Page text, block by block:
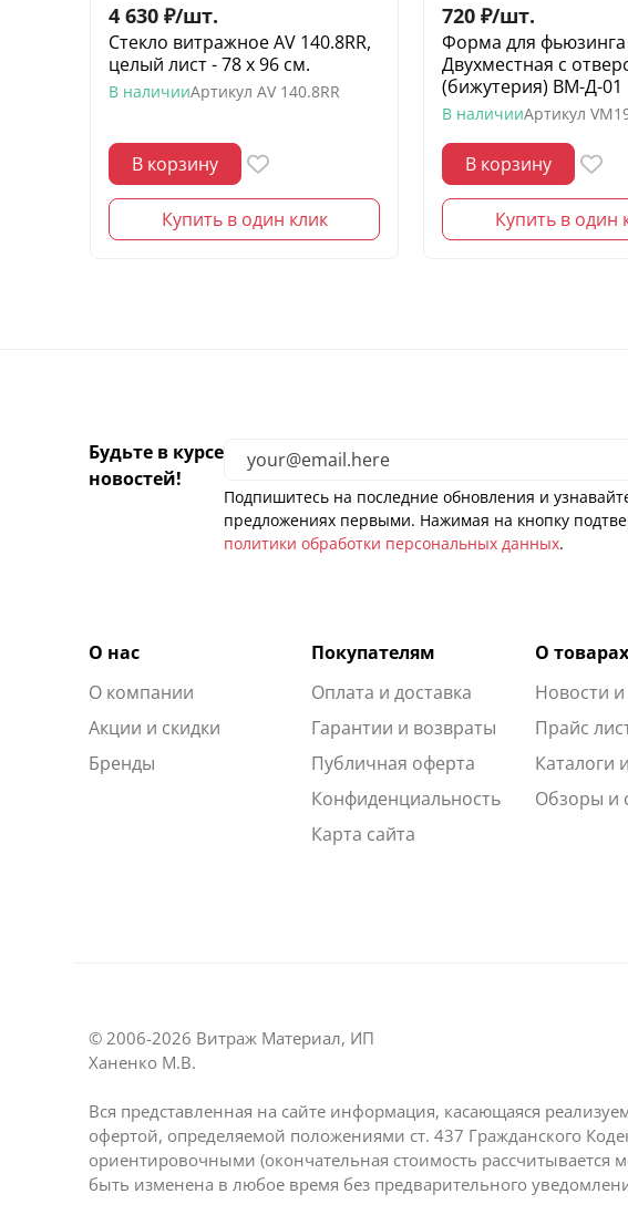
4 630 ₽/шт.
Стекло витражное AV 140.8RR,
целый лист - 78 х 96 cм.
В наличииАртикул AV 140.8RR
В корзину
Купить в один клик
720 ₽/шт.
Форма для фьюзинга
Двухместная с
(бижутерия) ВМ-Д-01
В наличииАртикул
В корзину
Купить в один
Будьте в курсе
новостей!
Подпишитесь на последние обновления и
предложениях первыми. Нажимая на кнопку
политики обработки персональных данных.
О нас
О компании
Акции и скидки
Бренды
Покупателям
Оплата и доставка
Гарантии и возвраты
Публичная оферта
Конфиденциальность
Карта сайта
О товарах
Новости
Прайс
Обзоры и
© 2006-2026 Витраж Материал, ИП
Ханенко М.В.
Вся представленная на сайте информация, касающаяся
офертой, определяемой положениями ст. 437 Гражданского
ориентировочными (окончательная стоимость
быть изменена в любое время без предварительного